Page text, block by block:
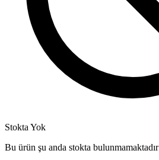
Stokta Yok
Bu ürün şu anda stokta bulunmamaktadır